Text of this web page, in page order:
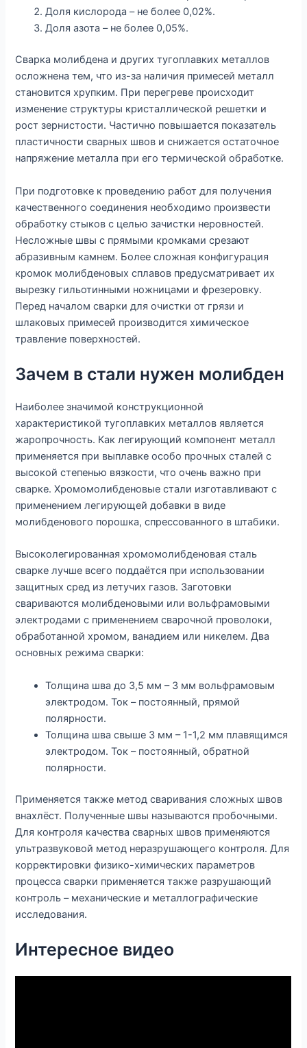
Доля кислорода – не более 0,02%.
Доля азота – не более 0,05%.
Сварка молибдена и других тугоплавких металлов
осложнена тем, что из-за наличия примесей металл
становится хрупким. При перегреве происходит
изменение структуры кристаллической решетки и
рост зернистости. Частично повышается показатель
пластичности сварных швов и снижается остаточное
напряжение металла при его термической обработке.
При подготовке к проведению работ для получения
качественного соединения необходимо произвести
обработку стыков с целью зачистки неровностей.
Несложные швы с прямыми кромками срезают
абразивным камнем. Более сложная конфигурация
кромок молибденовых сплавов предусматривает их
вырезку гильотинными ножницами и фрезеровку.
Перед началом сварки для очистки от грязи и
шлаковых примесей производится химическое
травление поверхностей.
Зачем в стали нужен молибден
Наиболее значимой конструкционной
характеристикой тугоплавких металлов является
жаропрочность. Как легирующий компонент металл
применяется при выплавке особо прочных сталей с
высокой степенью вязкости, что очень важно при
сварке. Хромомолибденовые стали изготавливают с
применением легирующей добавки в виде
молибденового порошка, спрессованного в штабики.
Высоколегированная хромомолибденовая сталь
сварке лучше всего поддаётся при использовании
защитных сред из летучих газов. Заготовки
свариваются молибденовыми или вольфрамовыми
электродами с применением сварочной проволоки,
обработанной хромом, ванадием или никелем. Два
основных режима сварки:
Толщина шва до 3,5 мм – 3 мм вольфрамовым
электродом. Ток – постоянный, прямой
полярности.
Толщина шва свыше 3 мм – 1-1,2 мм плавящимся
электродом. Ток – постоянный, обратной
полярности.
Применяется также метод сваривания сложных швов
внахлёст. Полученные швы называются пробочными.
Для контроля качества сварных швов применяются
ультразвуковой метод неразрушающего контроля. Для
корректировки физико-химических параметров
процесса сварки применяется также разрушающий
контроль – механические и металлографические
исследования.
Интересное видео